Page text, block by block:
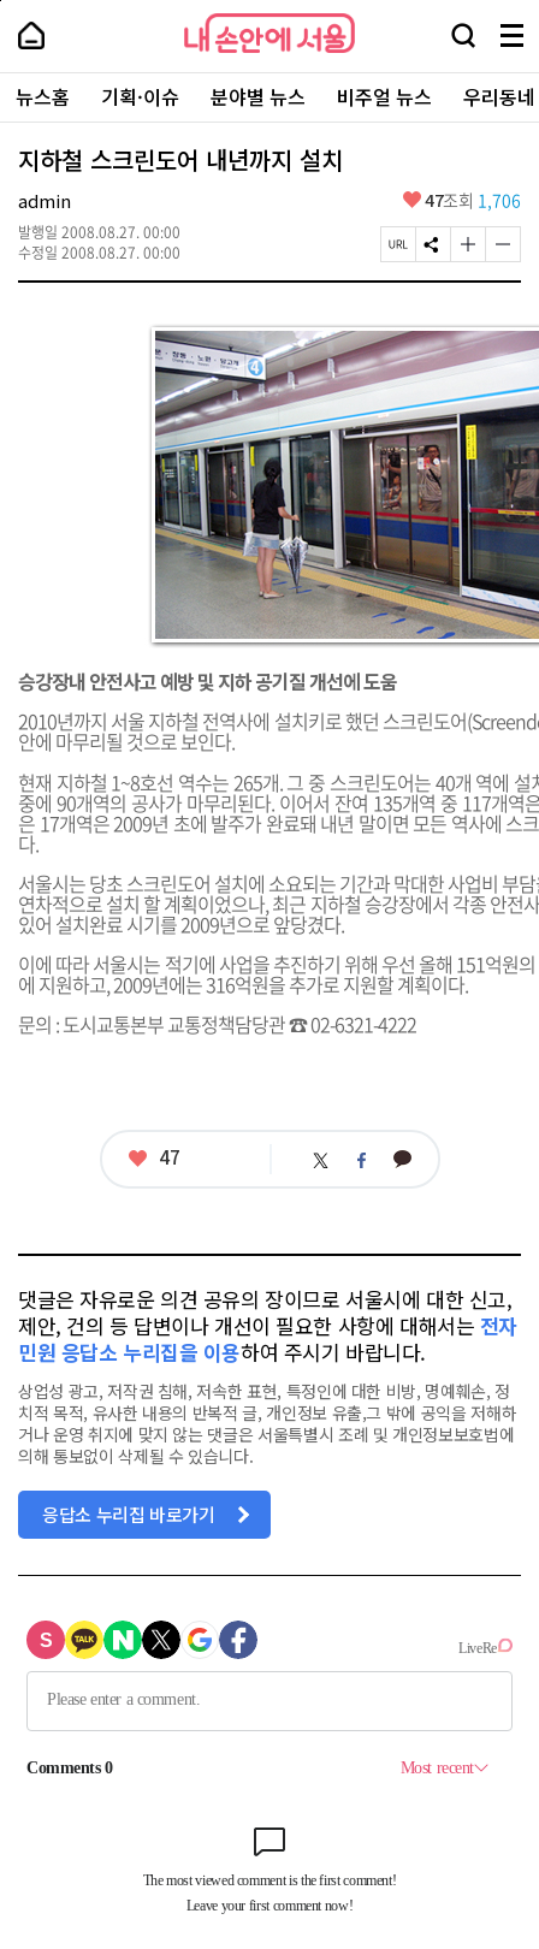
본
로
가
내
손
안
에
서
울
-
서
울
시
대
표
소
내
손
에
울
검
창
열
기
메
뉴
전
체
보
주
요
서
뉴스홈 기획·이슈 분야별 뉴스 비주얼 뉴스 우리동
지하철 스크린도어 내년까지 설치
admin
발행일 2008.08.27. 00:00
수정일 2008.08.27. 00:00
좋
요
47조회 1,706
페
이
R
L
복
S
N
유
하
기
글
자
크
게
경
하
기
글
자
작
게
경
하
기
승강장내 안전사고 예방 및 지하 공기질 개선에 도움
2010년까지 서울 지하철 전역사에 설치키로 했던 스크린도어
안에 마무리될 것으로 보인다.
현재 지하철 1~8호선 역수는 265개. 그 중 스크린도어는 40개 역에
중에 90개역의 공사가 마무리된다. 이어서 잔여 135개역 중 117개역
은 17개역은 2009년 초에 발주가 완료돼 내년 말이면 모든 역사에 스
다.
서울시는 당초 스크린도어 설치에 소요되는 기간과 막대한 사업비 부
연차적으로 설치 할 계획이었으나, 최근 지하철 승강장에서 각종 안전
있어 설치완료 시기를 2009년으로 앞당겼다.
이에 따라 서울시는 적기에 사업을 추진하기 위해 우선 올해 151억원
에 지원하고, 2009년에는 316억원을 추가로 지원할 계획이다.
문의 : 도시교통본부 교통정책담당관 ☎ 02-6321-4222
좋
47 트 페 카
댓글은 자유로운 의견 공유의 장이므로 서울시에 대한 신고,
제안, 건의 등 답변이나 개선이 필요한 사항에 대해서는 전자
민원 응답소 누리집을 이용하여 주시기 바랍니다.
상업성 광고, 저작권 침해, 저속한 표현, 특정인에 대한 비방, 명예훼손, 정
치적 목적, 유사한 내용의 반복적 글, 개인정보 유출,그 밖에 공익을 저해하
거나 운영 취지에 맞지 않는 댓글은 서울특별시 조례 및 개인정보보호법에
의해 통보없이 삭제될 수 있습니다.
응답소 누리집 바로가기
페
상
단
로